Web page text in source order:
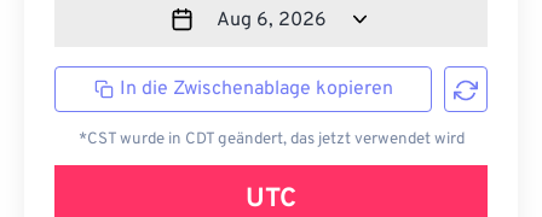
In die Zwischenablage kopieren
*CST wurde in CDT geändert, das jetzt verwendet wird
UTC